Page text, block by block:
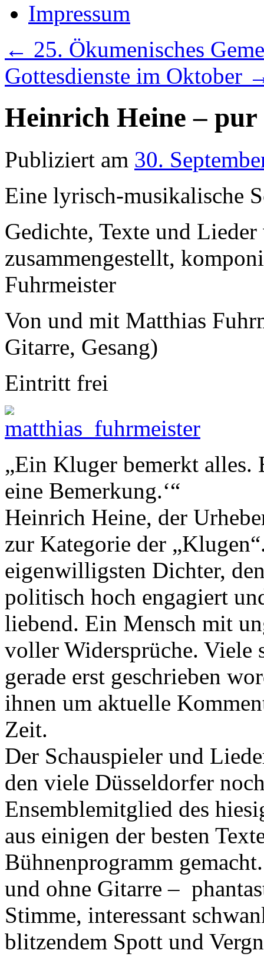
Impressum
← 25. Ökumenisches
Gottesdienste im Oktober
Heinrich Heine – pur
Publiziert am 30.
Eine lyrisch-musikalische
Gedichte, Texte und
zusammengestellt,
Fuhrmeister
Von und mit Matthias
Gitarre, Gesang)
Eintritt frei
„Ein Kluger bemerkt alles.
eine Bemerkung.‘“
Heinrich Heine, der
zur Kategorie der
eigenwilligsten Dichter,
politisch hoch engagiert
liebend. Ein Mensch mit
voller Widersprüche. Viele
gerade erst geschrieben
ihnen um aktuelle
Zeit.
Der Schauspieler und
den viele Düsseldorfer
Ensemblemitglied des
aus einigen der besten
Bühnenprogramm
und ohne Gitarre –
Stimme, interessant
blitzendem Spott und